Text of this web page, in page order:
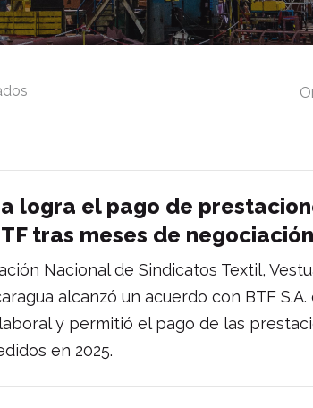
logra el pago de
tras meses de negociación
Nacional de Sindicatos Textil,
alcanzó un acuerdo con BTF
y permitió el pago de las
en 2025.